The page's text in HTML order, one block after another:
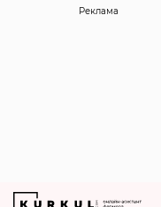
Реклама